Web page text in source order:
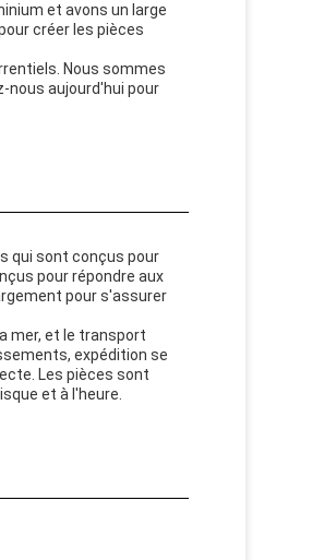
et avons un large
créer les pièces
Nous sommes
nous aujourd'hui pour
qui sont conçus pour
pour répondre aux
pour s'assurer
mer, et le transport
expédition se
Les pièces sont
et à l'heure.